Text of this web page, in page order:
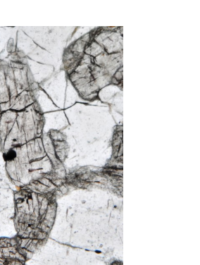
Analyse de livres, revues,
…